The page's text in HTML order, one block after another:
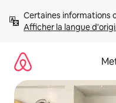
directement
Afficher la langue